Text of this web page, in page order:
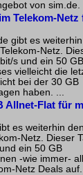
von sim.de.
Telekom-Netz
gibt es weiterhin
Netz.
s und ein 50 GB
vielleicht die
bei der 30 GB
haben. ...
Allnet-Flat für
es weiterhin
Netz. Dieser
ein 50 GB
-wie immer-
Netz Deals